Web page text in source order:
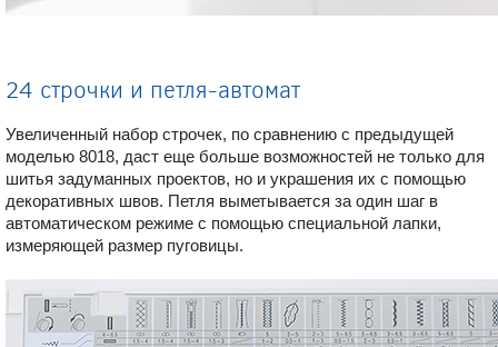
24 строчки и петля-автомат
Увеличенный набор строчек, по сравнению с предыдущей
моделью 8018, даст еще больше возможностей не только для
шитья задуманных проектов, но и украшения их с помощью
декоративных швов. Петля выметывается за один шаг в
автоматическом режиме с помощью специальной лапки,
измеряющей размер пуговицы.